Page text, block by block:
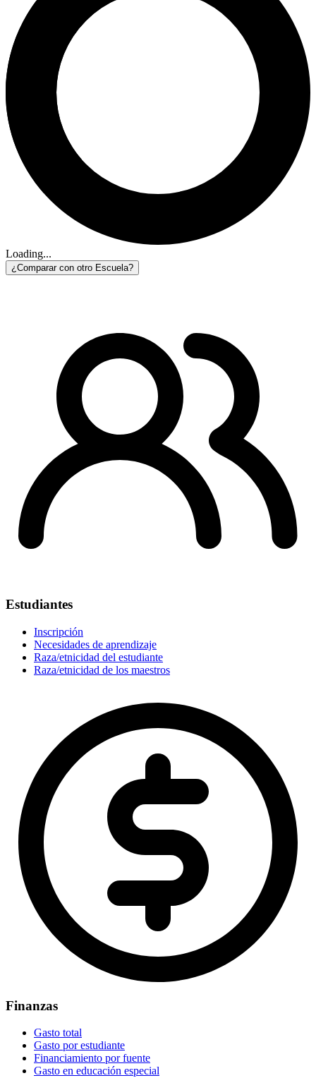
Loading...
¿Comparar con otro Escuela?
Estudiantes
Inscripción
Necesidades de aprendizaje
Raza/etnicidad del estudiante
Raza/etnicidad de los maestros
Finanzas
Gasto total
Gasto por estudiante
Financiamiento por fuente
Gasto en educación especial